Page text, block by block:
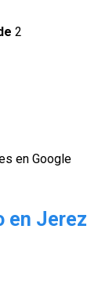
2
en Google
en Jerez